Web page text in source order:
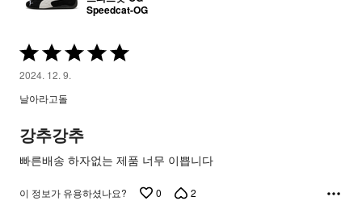
Speedcat-OG
5
중
평
가
됨
2024. 12. 9.
날아라고돌
강추강추
빠른배송 하자없는 제품 너무 이쁩니다
이 정보가 유용하셨나요? 0 2